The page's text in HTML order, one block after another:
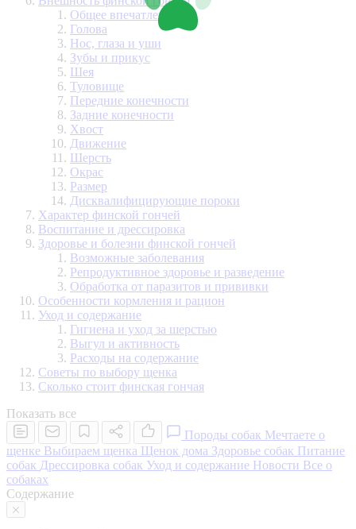
Общее впечатление
Голова
Нос, глаза и уши
Зубы и прикус
Шея
Туловище
Передние конечности
Задние конечности
Хвост
Движение
Шерсть
Окрас
Размер
Дисквалифицирующие пороки
Характер финской гончей
Воспитание и дрессировка
Здоровье и болезни финской гончей
Возможные заболевания
Репродуктивное здоровье и разведение
Обработка от паразитов и прививки
Особенности кормления и рацион
Уход и содержание
Гигиена и уход за шерстью
Выгул и активность
Расходы на содержание
Советы по выбору щенка
Сколько стоит финская гончая
Показать все
Породы собак Мечтаете о
щенке Выбираем щенка Щенок дома Здоровье собак Питание
собак Дрессировка собак Уход и содержание Новости Все о
собаках
Содержание